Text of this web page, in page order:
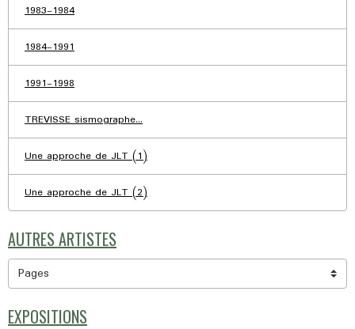
1983-1984
1984-1991
1991-1998
TREVISSE sismographe...
Une approche de JLT (1)
Une approche de JLT (2)
AUTRES ARTISTES
EXPOSITIONS